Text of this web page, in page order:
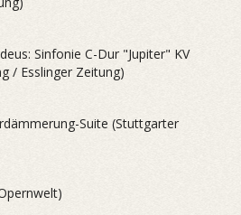
Sinfonie C-Dur "Jupiter" KV
/ Esslinger Zeitung)
Suite (Stuttgarter